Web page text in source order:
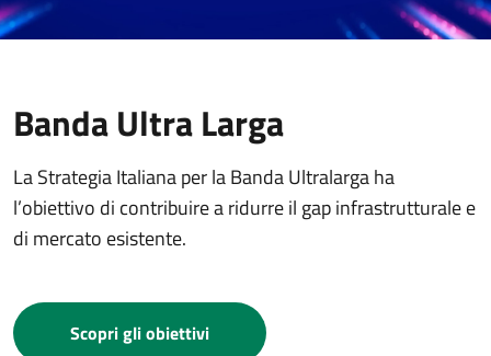
Banda Ultra Larga
La Strategia Italiana per la Banda Ultralarga ha
l’obiettivo di contribuire a ridurre il gap infrastrutturale e
di mercato esistente.
Scopri gli obiettivi